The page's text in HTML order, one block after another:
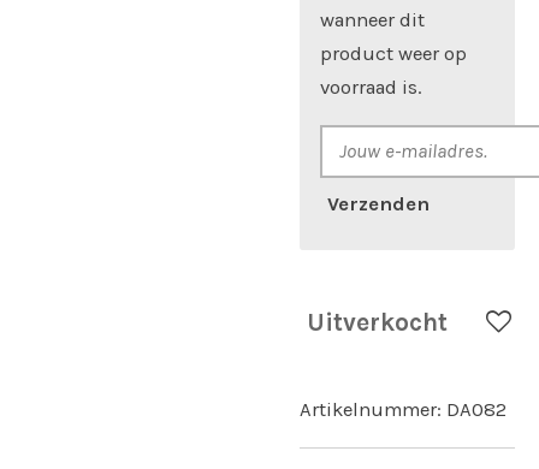
wanneer dit
product weer op
voorraad is.
Verzenden
Uitverkocht
Artikelnummer: DA082